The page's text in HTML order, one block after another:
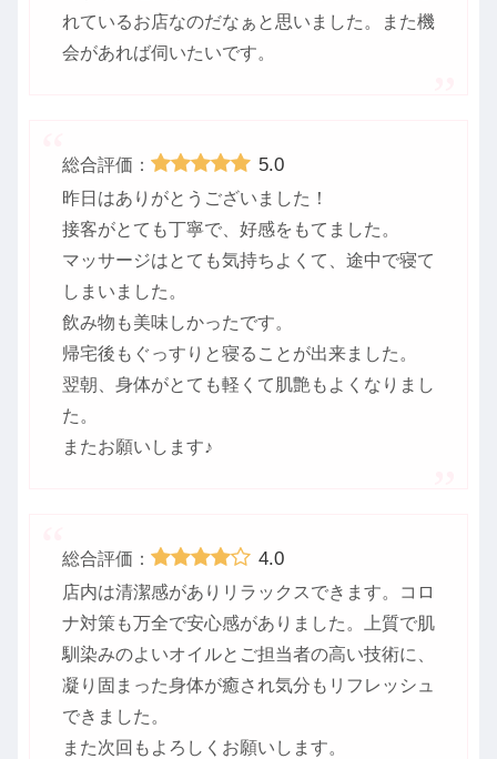
れているお店なのだなぁと思いました。また機
会があれば伺いたいです。
総合評価： 5.0
昨日はありがとうございました！
接客がとても丁寧で、好感をもてました。
マッサージはとても気持ちよくて、途中で寝て
しまいました。
飲み物も美味しかったです。
帰宅後もぐっすりと寝ることが出来ました。
翌朝、身体がとても軽くて肌艶もよくなりまし
た。
またお願いします♪
総合評価： 4.0
店内は清潔感がありリラックスできます。コロ
ナ対策も万全で安心感がありました。上質で肌
馴染みのよいオイルとご担当者の高い技術に、
凝り固まった身体が癒され気分もリフレッシュ
できました。
また次回もよろしくお願いします。